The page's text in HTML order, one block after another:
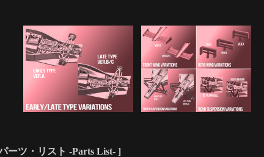
ーツ・リスト -Parts List- ]